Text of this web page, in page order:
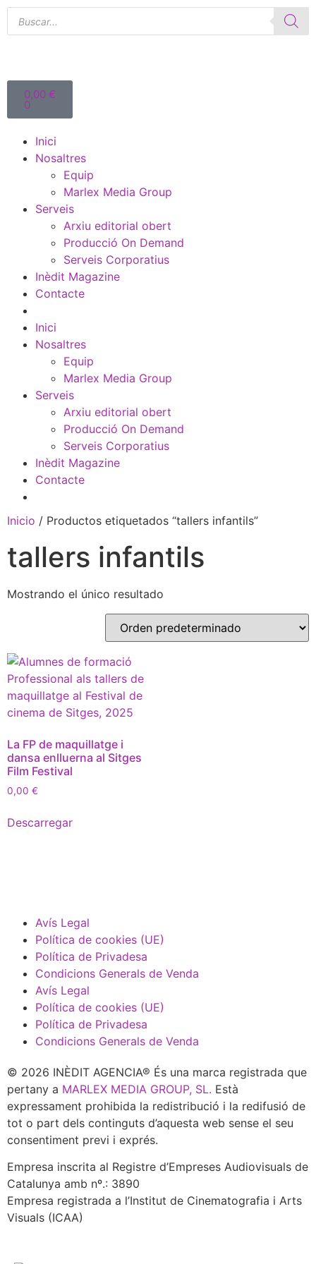
0,00 €
0
Inici
Nosaltres
Equip
Marlex Media Group
Serveis
Arxiu editorial obert
Producció On Demand
Serveis Corporatius
Inèdit Magazine
Contacte
Inici
Nosaltres
Equip
Marlex Media Group
Serveis
Arxiu editorial obert
Producció On Demand
Serveis Corporatius
Inèdit Magazine
Contacte
Inicio / Productos etiquetados “tallers infantils”
tallers infantils
Mostrando el único resultado
La FP de maquillatge i
dansa enlluerna al Sitges
Film Festival
0,00 €
Descarregar
Avís Legal
Política de cookies (UE)
Política de Privadesa
Condicions Generals de Venda
Avís Legal
Política de cookies (UE)
Política de Privadesa
Condicions Generals de Venda
© 2026 INÈDIT AGENCIA® És una marca registrada que
pertany a MARLEX MEDIA GROUP, SL. Està
expressament prohibida la redistribució i la redifusió de
tot o part dels continguts d’aquesta web sense el seu
consentiment previ i exprés.
Empresa inscrita al Registre d’Empreses Audiovisuals de
Catalunya amb nº.: 3890
Empresa registrada a l’Institut de Cinematografia i Arts
Visuals (ICAA)